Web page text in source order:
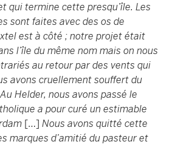
qui termine cette presqu’île. Les
sont faites avec des os de
est à côté ; notre projet était
l’île du même nom mais on nous
au retour par des vents qui
avons cruellement souffert du
Helder, nous avons passé le
a pour curé un estimable
[…] Nous avons quitté cette
marques d’amitié du pasteur et